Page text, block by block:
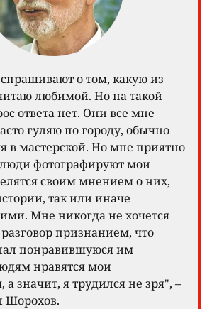
о том, какую из
любимой. Но на такой
ответа нет. Они все мне
гуляю по городу, обычно
в мастерской. Но мне приятно
люди фотографируют мои
своим мнением о них,
так или иначе
Мне никогда не хочется
признанием, что
понравившуюся им
нравятся мои
а значит, я трудился не зря", –
Шорохов.